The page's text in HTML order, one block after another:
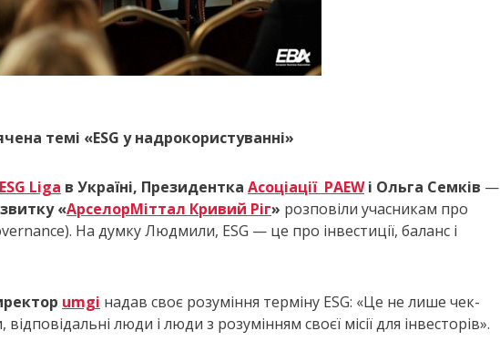
темі «ESG у надрокористуванні»
ESG Liga в Україні, Президентка Асоціації PAEWі Ольга Семків —
«АрселорМіттал Кривий Ріг» розповіли учасникам про
На думку Людмили, ESG — це про інвестиції, баланс і
umgi надав своє розуміння терміну ESG: «Це не лише чек-
люди і люди з розумінням своєї місії для інвесторів».